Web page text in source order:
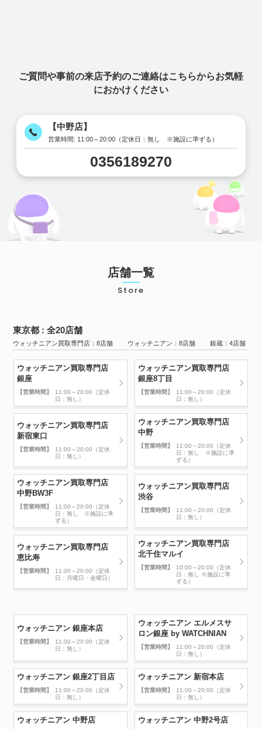
ご質問や事前の来店予約のご連絡はこちらからお気軽
におかけください
【中野店】
営業時間: 11:00～20:00（定休日：無し ※施設に準ずる）
0356189270
店舗一覧
Store
東京都 : 全20店舗
ウォッチニアン買取専門店：8店舗 ウォッチニアン：8店舗 銀蔵：4店舗
ウォッチニアン買取専門店
銀座
【営業時間】
11:00～20:00（定休
日：無し）
ウォッチニアン買取専門店
銀座8丁目
【営業時間】
11:00～20:00（定休
日：無し）
ウォッチニアン買取専門店
新宿東口
【営業時間】
11:00～20:00（定休
日：無し）
ウォッチニアン買取専門店
中野
【営業時間】
11:00～20:00（定休
日：無し ※施設に準
ずる）
ウォッチニアン買取専門店
中野BW3F
【営業時間】
11:00～20:00（定休
日：無し ※施設に準
ずる）
ウォッチニアン買取専門店
渋谷
【営業時間】
11:00～20:00（定休
日：無し）
ウォッチニアン買取専門店
恵比寿
【営業時間】
11:00～20:00（定休
日：月曜日・金曜日）
ウォッチニアン買取専門店
北千住マルイ
【営業時間】
10:00～20:00（定休
日：無し ※施設に準
ずる）
ウォッチニアン 銀座本店
【営業時間】
11:00～20:00（定休
日：無し）
ウォッチニアン エルメスサ
ロン銀座 by WATCHNIAN
【営業時間】
11:00～20:00（定休
日：無し）
ウォッチニアン 銀座2丁目店
【営業時間】
11:00～20:00（定休
日：無し）
ウォッチニアン 新宿本店
【営業時間】
11:00～20:00（定休
日：無し）
ウォッチニアン 中野店 ウォッチニアン 中野2号店